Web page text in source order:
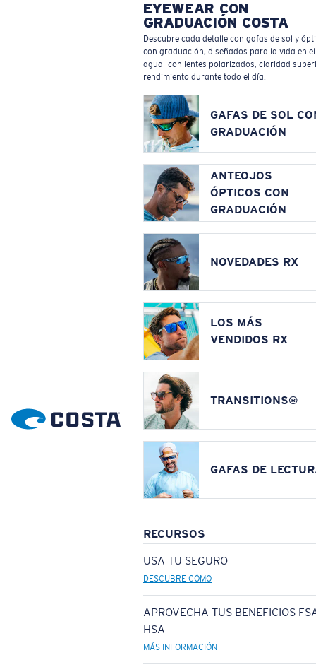
EYEWEAR CON
GRADUACIÓN COSTA
Descubre cada detalle con gafas de sol y
con graduación, diseñados para la vida en el
agua—con lentes polarizados, claridad
rendimiento durante todo el día.
GAFAS DE SOL
GRADUACIÓN
ANTEOJOS
ÓPTICOS CON
GRADUACIÓN
NOVEDADES RX
LOS MÁS
VENDIDOS RX
TRANSITIONS®
GAFAS DE
RECURSOS
USA TU SEGURO
DESCUBRE CÓMO
APROVECHA TUS BENEFICIOS
HSA
MÁS INFORMACIÓN